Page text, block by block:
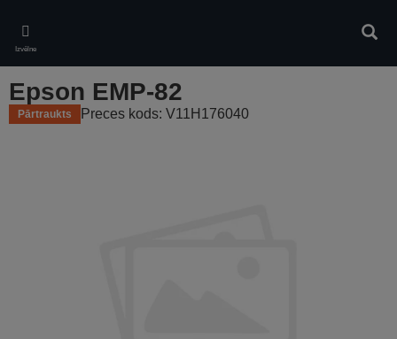
main
content
Izvēlne
Epson EMP-82
Pārtraukts Preces kods: V11H176040